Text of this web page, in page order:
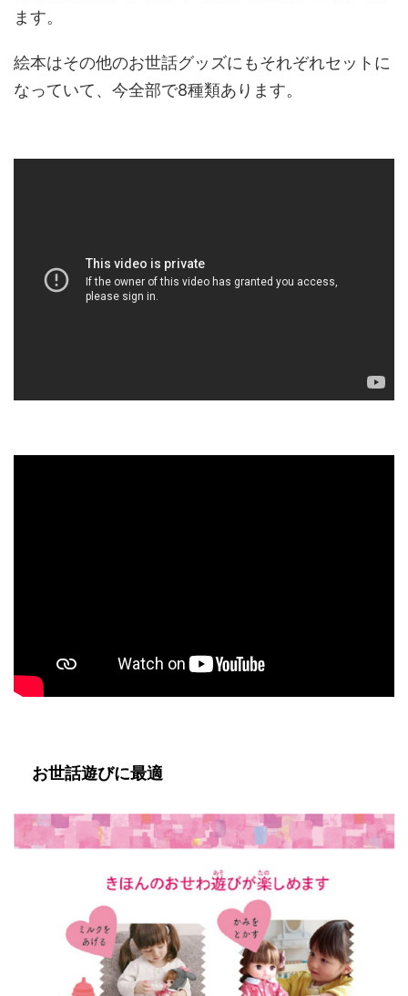
ます。
絵本はその他のお世話グッズにもそれぞれセットに
なっていて、今全部で8種類あります。
お世話遊びに最適